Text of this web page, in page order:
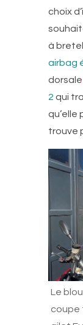
choix
à
airbag
dorsale
2 qui
qu’elle
trouve
Le
coupe